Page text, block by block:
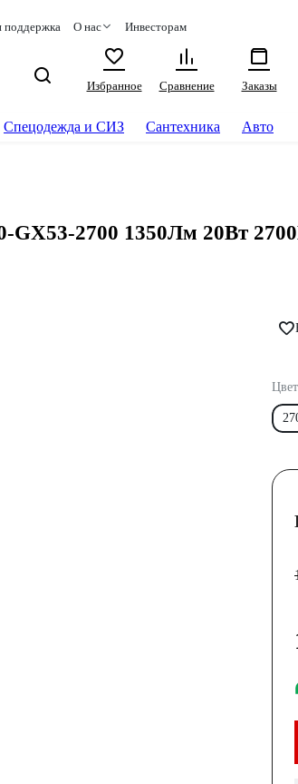
поддержка О нас Инвесторам
Избранное
Сравнение Заказы
Спецодежда и СИЗ Сантехника Авто
GX53-2700 1350Лм 20Вт